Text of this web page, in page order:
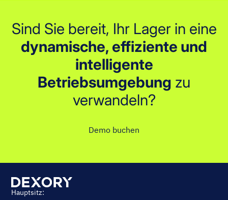
Sind Sie bereit, Ihr Lager in eine
dynamische, effiziente und
intelligente
Betriebsumgebung zu
verwandeln?
Demo buchen
Hauptsitz: